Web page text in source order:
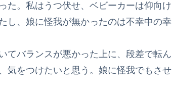
た。私はうつ伏せ、ベビーカーは仰向け
し、娘に怪我が無かったのは不幸中の幸
てバランスが悪かった上に、段差で転ん
気をつけたいと思う。娘に怪我でもさせ